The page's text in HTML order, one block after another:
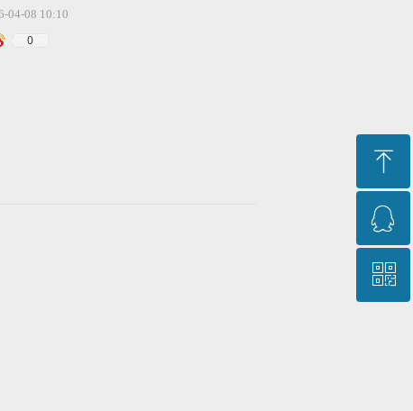
04-08 10:10
0
ꁸ
回到顶部
ꁗ
QQ客服
ꀥ